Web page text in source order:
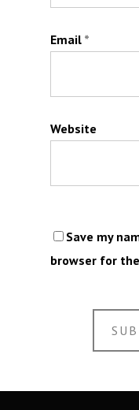
Email *
Website
Save my
browser for